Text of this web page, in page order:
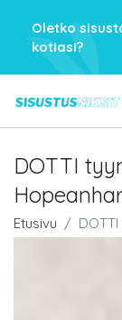
Oletko
kotiasi?
DOTTI
Etusivu